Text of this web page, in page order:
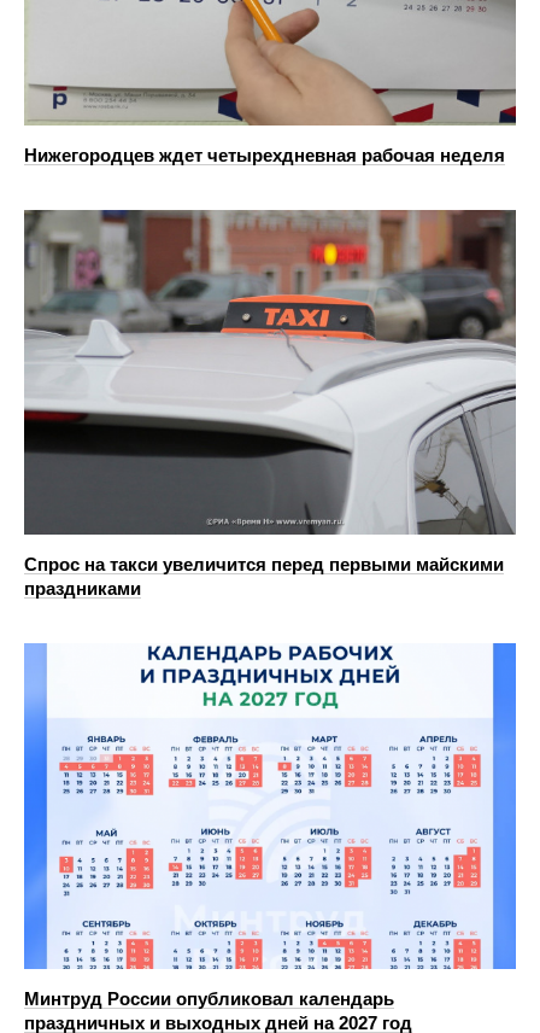
Нижегородцев ждет четырехдневная рабочая неделя
Спрос на такси увеличится перед первыми майскими
праздниками
Минтруд России опубликовал календарь
праздничных и выходных дней на 2027 год